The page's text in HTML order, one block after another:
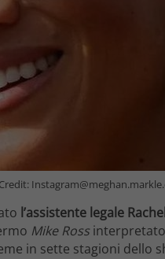
l’assistente legale
Mike Ross
in sette stagioni dello